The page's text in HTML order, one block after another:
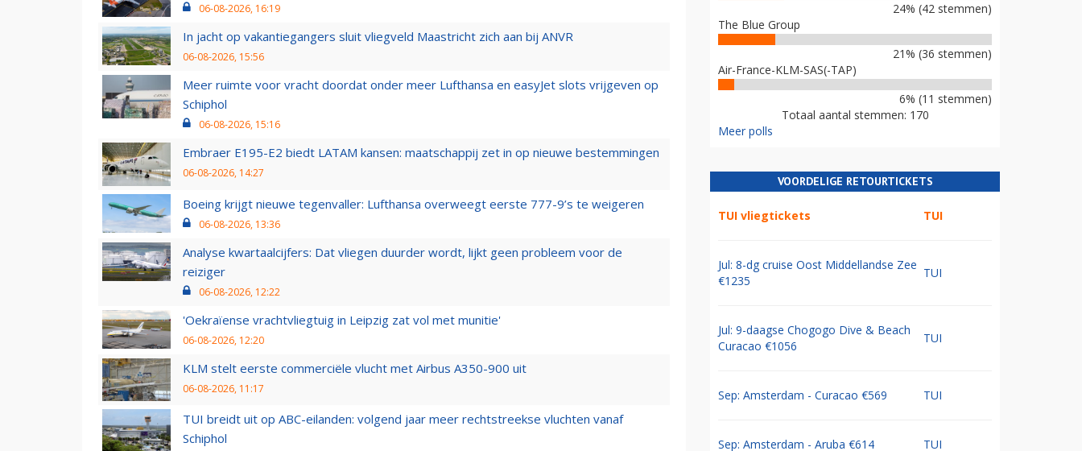
06-08-2026, 16:19
In jacht op vakantiegangers sluit vliegveld Maastricht zich aan bij ANVR
06-08-2026, 15:56
Meer ruimte voor vracht doordat onder meer Lufthansa en easyJet slots vrijgeven op
Schiphol
06-08-2026, 15:16
Embraer E195-E2 biedt LATAM kansen: maatschappij zet in op nieuwe bestemmingen
06-08-2026, 14:27
Boeing krijgt nieuwe tegenvaller: Lufthansa overweegt eerste 777-9’s te weigeren
06-08-2026, 13:36
Analyse kwartaalcijfers: Dat vliegen duurder wordt, lijkt geen probleem voor de
reiziger
06-08-2026, 12:22
'Oekraïense vrachtvliegtuig in Leipzig zat vol met munitie'
06-08-2026, 12:20
KLM stelt eerste commerciële vlucht met Airbus A350-900 uit
06-08-2026, 11:17
TUI breidt uit op ABC-eilanden: volgend jaar meer rechtstreekse vluchten vanaf
Schiphol
24% (42 stemmen)
The Blue Group
21% (36 stemmen)
Air-France-KLM-SAS(-TAP)
6% (11 stemmen)
Totaal aantal stemmen: 170
Meer polls
VOORDELIGE RETOURTICKETS
TUI vliegtickets TUI
Jul: 8-dg cruise Oost Middellandse Zee
€1235
TUI
Jul: 9-daagse Chogogo Dive & Beach
Curacao €1056
TUI
Sep: Amsterdam - Curacao €569 TUI
Sep: Amsterdam - Aruba €614 TUI